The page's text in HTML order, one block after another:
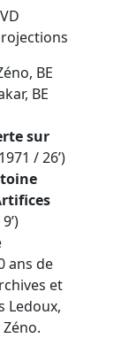
BE
BE
sur
/ 26’)
ans de
et
Ledoux,